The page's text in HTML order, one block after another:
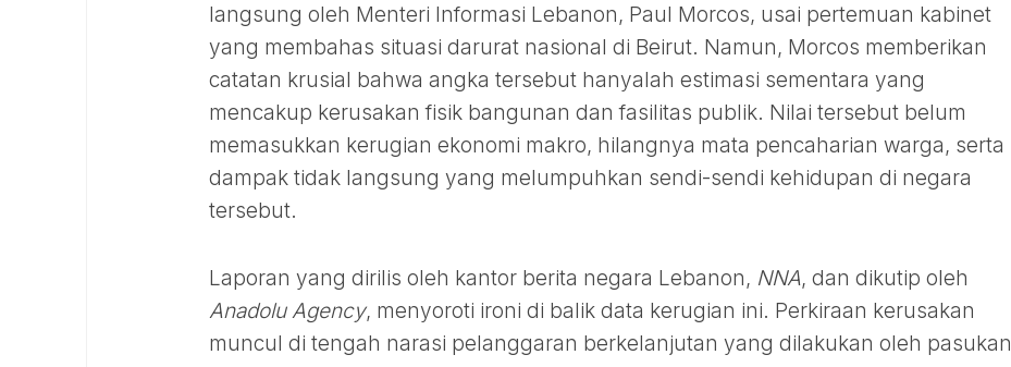
langsung oleh Menteri Informasi Lebanon, Paul Morcos, usai pertemuan kabinet
yang membahas situasi darurat nasional di Beirut. Namun, Morcos memberikan
catatan krusial bahwa angka tersebut hanyalah estimasi sementara yang
mencakup kerusakan fisik bangunan dan fasilitas publik. Nilai tersebut belum
memasukkan kerugian ekonomi makro, hilangnya mata pencaharian warga, serta
dampak tidak langsung yang melumpuhkan sendi-sendi kehidupan di negara
tersebut.
Laporan yang dirilis oleh kantor berita negara Lebanon, NNA, dan dikutip oleh
Anadolu Agency, menyoroti ironi di balik data kerugian ini. Perkiraan kerusakan
muncul di tengah narasi pelanggaran berkelanjutan yang dilakukan oleh pasukan